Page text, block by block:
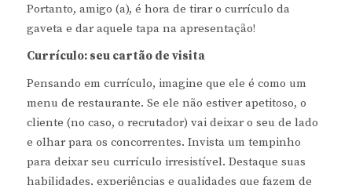
Portanto, amigo (a), é hora de tirar o currículo da
gaveta e dar aquele tapa na apresentação!
Currículo: seu cartão de visita
Pensando em currículo, imagine que ele é como um
menu de restaurante. Se ele não estiver apetitoso, o
cliente (no caso, o recrutador) vai deixar o seu de lado
e olhar para os concorrentes. Invista um tempinho
para deixar seu currículo irresistível. Destaque suas
habilidades, experiências e qualidades que fazem de